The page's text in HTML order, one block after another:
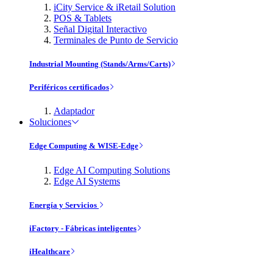
iCity Service & iRetail Solution
POS & Tablets
Señal Digital Interactivo
Terminales de Punto de Servicio
Industrial Mounting (Stands/Arms/Carts)
Periféricos certificados
Adaptador
Soluciones
Edge Computing & WISE-Edge
Edge AI Computing Solutions
Edge AI Systems
Energía y Servicios
iFactory - Fábricas inteligentes
iHealthcare